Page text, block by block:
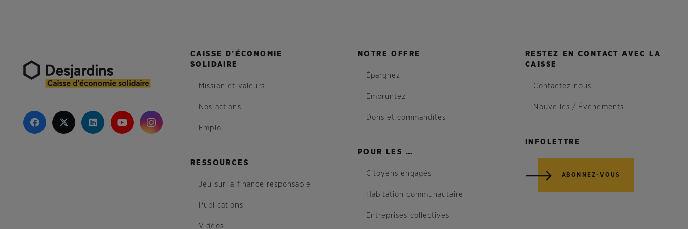
CAISSE D’ÉCONOMIE
SOLIDAIRE
Mission et valeurs
Nos actions
Emploi
RESSOURCES
Jeu sur la finance responsable
Publications
Vidéos
NOTRE OFFRE
Épargnez
Empruntez
Dons et commandites
POUR LES …
Citoyens engagés
Habitation communautaire
Entreprises collectives
RESTEZ EN CONTACT AVEC LA
CAISSE
Contactez-nous
Nouvelles / Événements
INFOLETTRE
ABONNEZ-VOUS